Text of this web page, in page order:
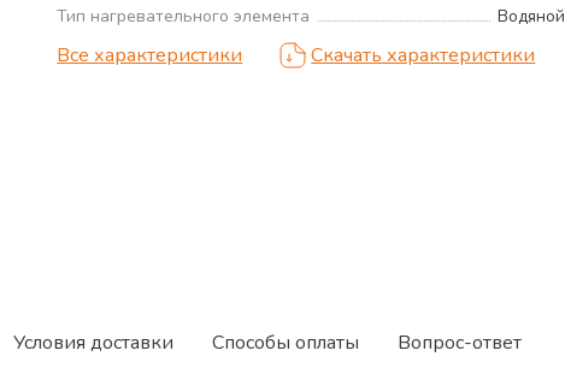
Тип нагревательного элемента
Водяной
Все характеристики Скачать характеристики
Условия доставки Способы оплаты
Вопрос-ответ